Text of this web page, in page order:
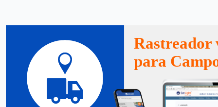
Rastreador
para